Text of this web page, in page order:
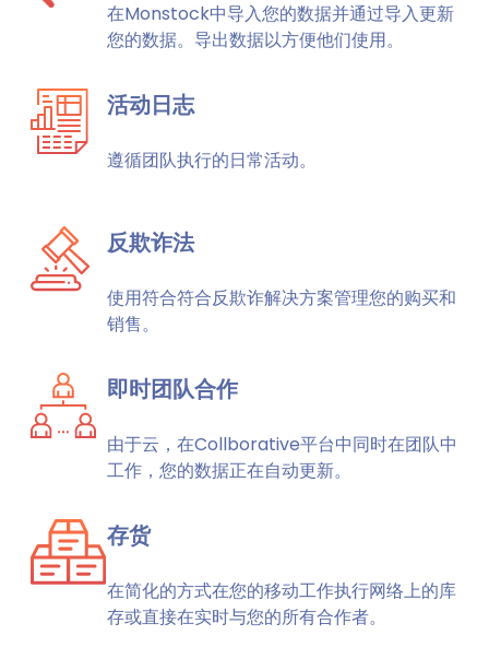
在Monstock中导入您的数据并通过导入更新
您的数据。导出数据以方便他们使用。
活动日志
遵循团队执行的日常活动。
反欺诈法
使用符合符合反欺诈解决方案管理您的购买和
销售。
即时团队合作
由于云，在Collborative平台中同时在团队中
工作，您的数据正在自动更新。
存货
在简化的方式在您的移动工作执行网络上的库
存或直接在实时与您的所有合作者。